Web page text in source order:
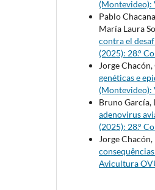
(Montevideo):
Pablo
María Laura
contra el
(2025): 28.°
Jorge
genéticas e
(Montevideo):
Bruno García,
adenovirus
(2025): 28.°
Jorge
consequências
Avicultura